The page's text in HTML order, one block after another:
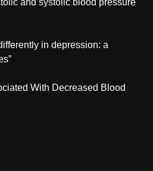
and systolic blood pressure
in depression: a
With Decreased Blood